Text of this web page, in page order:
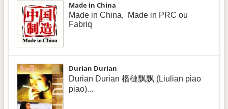
Made in China
Made in China, Made in PRC ou
Fabriq
Durian Durian
Durian Durian 榴槤飘飘 (Liulian piao
piao)...